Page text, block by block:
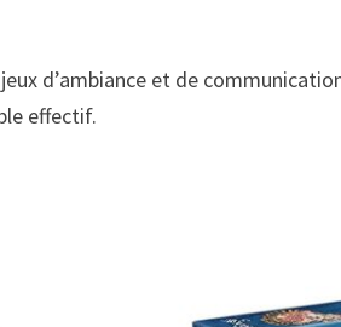
d’ambiance et de
effectif.